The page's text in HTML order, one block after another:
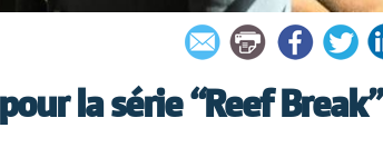
la série “Reef Break”